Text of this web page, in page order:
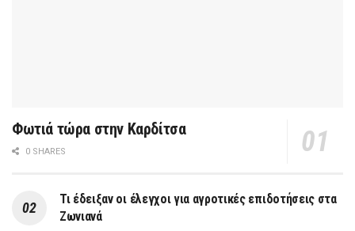
Φωτιά τώρα στην Καρδίτσα
0 SHARES
Τι έδειξαν οι έλεγχοι για αγροτικές επιδοτήσεις στα
Ζωνιανά